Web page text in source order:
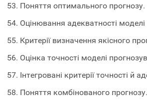
53. Поняття оптимального прогнозу.
54. Оцінювання адекватності
55. Критерії визначення якісного
56. Оцінка точності моделі
57. Інтегровані критерії точності й
58. Поняття комбінованого прогнозу.